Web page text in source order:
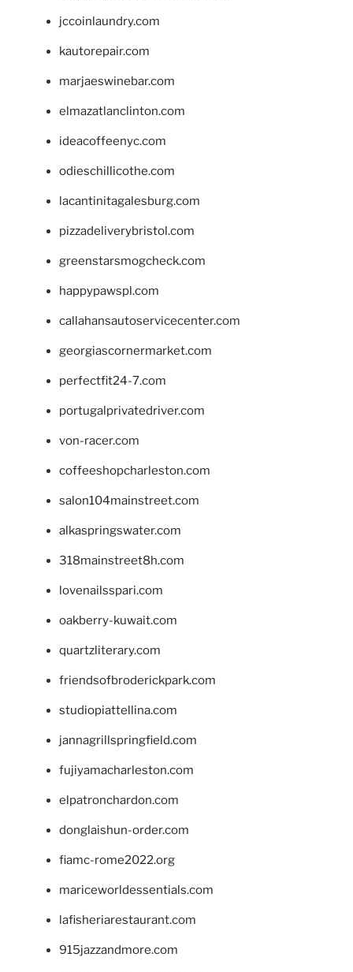
jccoinlaundry.com
kautorepair.com
marjaeswinebar.com
elmazatlanclinton.com
ideacoffeenyc.com
odieschillicothe.com
lacantinitagalesburg.com
pizzadeliverybristol.com
greenstarsmogcheck.com
happypawspl.com
callahansautoservicecenter.com
georgiascornermarket.com
perfectfit24-7.com
portugalprivatedriver.com
von-racer.com
coffeeshopcharleston.com
salon104mainstreet.com
alkaspringswater.com
318mainstreet8h.com
lovenailsspari.com
oakberry-kuwait.com
quartzliterary.com
friendsofbroderickpark.com
studiopiattellina.com
jannagrillspringfield.com
fujiyamacharleston.com
elpatronchardon.com
donglaishun-order.com
fiamc-rome2022.org
mariceworldessentials.com
lafisheriarestaurant.com
915jazzandmore.com